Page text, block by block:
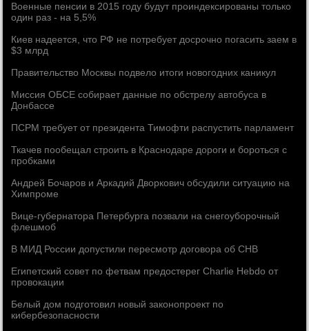
Военные пенсии в 2015 году будут проиндексированы только
один раз - на 5,5%
Киев надеется, что РФ не потребует досрочно погасить заем в
$3 млрд
Правительство Москвы подвело итоги новогодних каникул
Миссия ОБСЕ собирает данные по обстрелу автобуса в
Донбассе
ПСРМ требует от президента Тимофти распустить парламент
Ткачев пообещал строить в Краснодаре дороги и бороться с
пробками
Андрей Бочаров и Аркадий Дворкович обсудили ситуацию на
Химпроме
Вице-губернатора Петербурга позвали на снегоуборочный
флешмоб
В МИД России допустили пересмотр договора об СНВ
Египетский совет по фетвам предостерег Charlie Hebdo от
провокации
Белый дом подготовил новый законопроект по
кибербезопасности